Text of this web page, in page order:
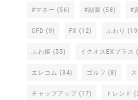
#マネー (56) #副業 (58) #
CFD (9) FX (12) ふわり
ふわ姫 (55) イクオスEXプラス
エレコム (34) ゴルフ (8)
チャップアップ (17) トレンド